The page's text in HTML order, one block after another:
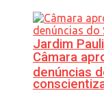
Jardim
Câmara
denúncias